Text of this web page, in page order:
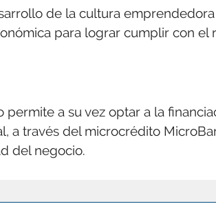
de la cultura
para lograr cumplir con el
a su vez optar a la
a través del microcrédito
del negocio.